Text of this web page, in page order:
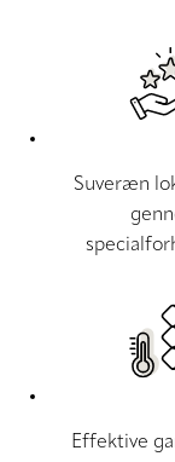
Suveræn
Effektive